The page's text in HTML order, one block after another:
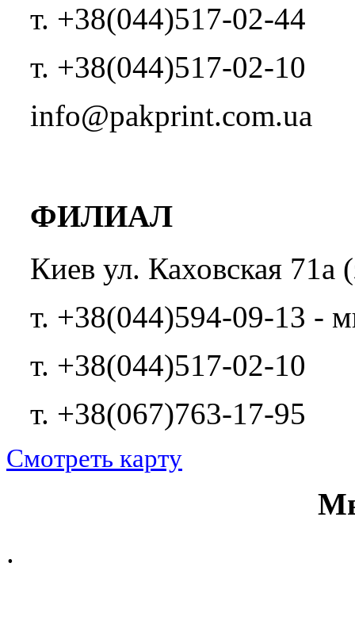
т. +38(044)517-02-44
т. +38(044)517-02-10
info@pakprint.com.ua
ФИЛИАЛ
Киев ул. Каховская 71а
т. +38(044)594-09-13 -
т. +38(044)517-02-10
т. +38(067)763-17-95
Смотреть карту
.